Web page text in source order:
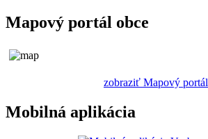
Mapový portál obce
zobraziť Mapový portál
Mobilná aplikácia